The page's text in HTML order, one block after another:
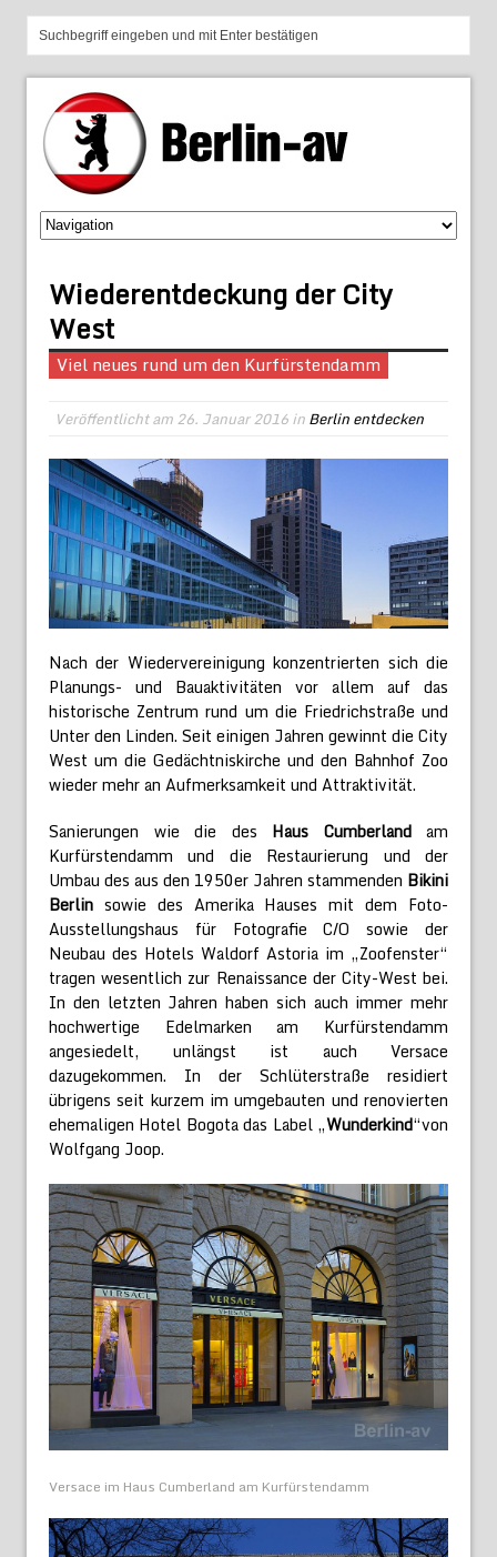
Wiederentdeckung der City
West
Viel neues rund um den Kurfürstendamm
Veröffentlicht am26. Januar 2016inBerlin entdecken
Nach der Wiedervereinigung konzentrierten sich die
Planungs- und Bauaktivitäten vor allem auf das
historische Zentrum rund um die Friedrichstraße und
Unter den Linden. Seit einigen Jahren gewinnt die City
West um die Gedächtniskirche und den Bahnhof Zoo
wieder mehr an Aufmerksamkeit und Attraktivität.
Sanierungen wie die des Haus Cumberlandam
Kurfürstendamm und die Restaurierung und der
Umbau des aus den 1950er Jahren stammenden Bikini
Berlin sowie des Amerika Hauses mit dem Foto-
Ausstellungshaus für Fotografie C/O sowie der
Neubau des Hotels Waldorf Astoria im „Zoofenster“
tragen wesentlich zur Renaissance der City-West bei.
In den letzten Jahren haben sich auch immer mehr
hochwertige Edelmarken am Kurfürstendamm
angesiedelt, unlängst ist auch Versace
dazugekommen. In der Schlüterstraße residiert
übrigens seit kurzem im umgebauten und renovierten
ehemaligen Hotel Bogota das Label „Wunderkind“von
Wolfgang Joop.
Versace im Haus Cumberland am Kurfürstendamm